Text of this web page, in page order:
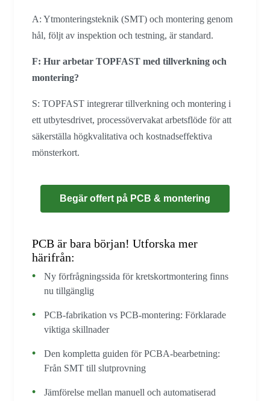
A: Ytmonteringsteknik (SMT) och montering genom
hål, följt av inspektion och testning, är standard.
F: Hur arbetar TOPFAST med tillverkning och
montering?
S: TOPFAST integrerar tillverkning och montering i
ett utbytesdrivet, processövervakat arbetsflöde för att
säkerställa högkvalitativa och kostnadseffektiva
mönsterkort.
Begär offert på PCB & montering
PCB är bara början! Utforska mer
härifrån:
Ny förfrågningssida för kretskortmontering finns
nu tillgänglig
PCB-fabrikation vs PCB-montering: Förklarade
viktiga skillnader
Den kompletta guiden för PCBA-bearbetning:
Från SMT till slutprovning
Jämförelse mellan manuell och automatiserad